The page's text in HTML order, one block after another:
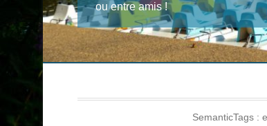
ou entre amis !
SemanticTags :